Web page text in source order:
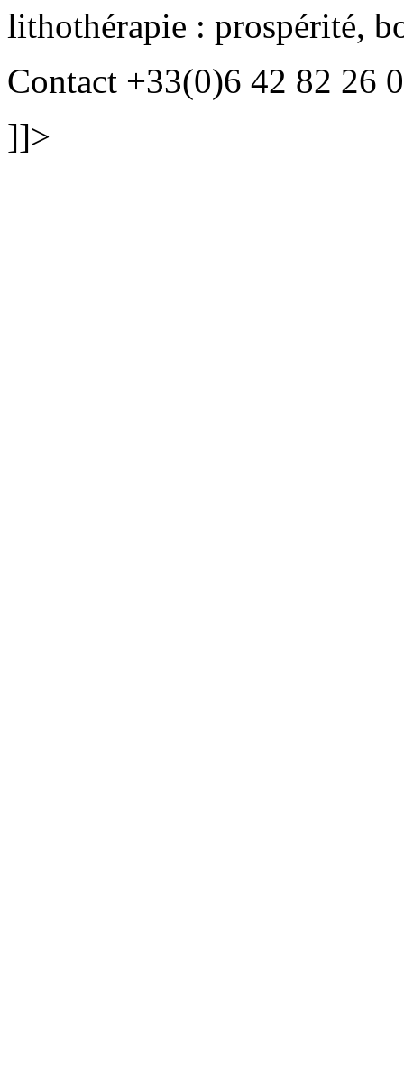
lithothérapie : prospérité,
Contact +33(0)6 42 82 26
]]>